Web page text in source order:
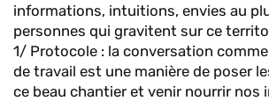
informations, intuitions, envies au
personnes qui gravitent sur ce
1/ Protocole : la conversation
de travail est une manière de poser
ce beau chantier et venir nourrir nos